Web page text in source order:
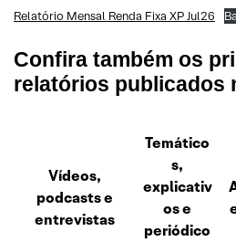
Relatório Mensal Renda Fixa XP Jul26
Confira também os
relatórios publicados
Vídeos,
podcasts e
entrevistas
Temático
s,
explicativ
ose
periódico